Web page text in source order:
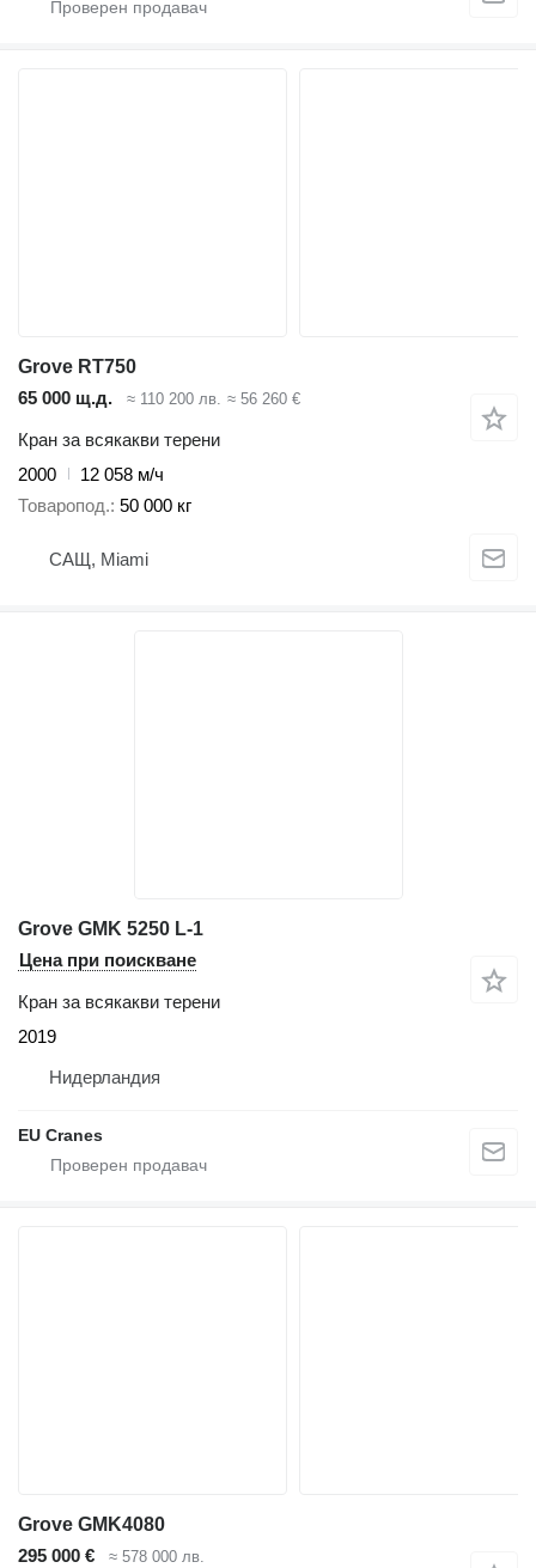
Grove RT750
65 000 щ.д.
≈ 110 200 лв. ≈ 56 260 €
Кран за всякакви терени
2000
12 058 м/ч
Товаропод. 50 000 кг
САЩ, Miami
Grove GMK 5250 L-1
Цена при поискване
Кран за всякакви терени
2019
Нидерландия
EU Cranes
Grove GMK4080
295 000 €
≈ 578 000 лв.